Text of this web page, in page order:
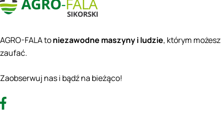
AGRO-FALA toniezawodne maszyny i ludzie, którym możesz
zaufać.
Zaobserwuj nas i bądź na bieżąco!